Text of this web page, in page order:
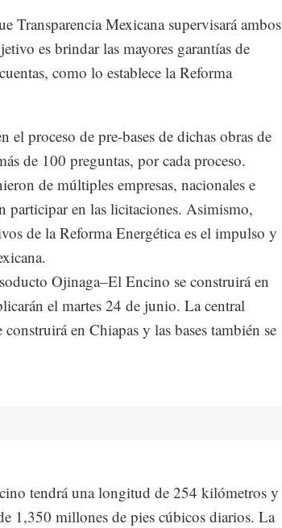
Transparencia Mexicana supervisará ambos
es brindar las mayores garantías de
como lo establece la Reforma
proceso de pre-bases de dichas obras de
de 100 preguntas, por cada proceso.
de múltiples empresas, nacionales e
participar en las licitaciones. Asimismo,
de la Reforma Energética es el impulso y
Ojinaga–El Encino se construirá en
el martes 24 de junio. La central
en Chiapas y las bases también se
tendrá una longitud de 254 kilómetros y
1,350 millones de pies cúbicos diarios. La